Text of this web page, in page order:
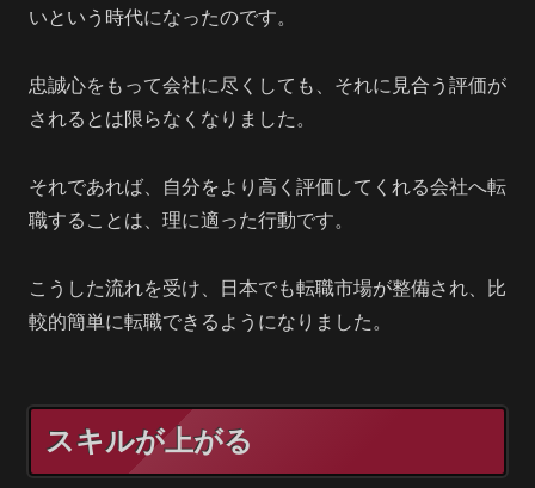
いという時代になったのです。
忠誠心をもって会社に尽くしても、それに見合う評価が
されるとは限らなくなりました。
それであれば、自分をより高く評価してくれる会社へ転
職することは、理に適った行動です。
こうした流れを受け、日本でも転職市場が整備され、比
較的簡単に転職できるようになりました。
スキルが上がる